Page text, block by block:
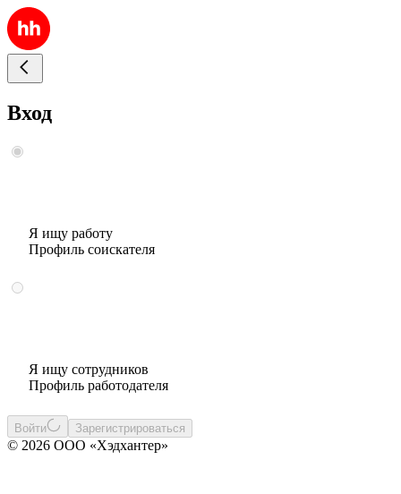
Вход
Я ищу работу
Профиль соискателя
Я ищу сотрудников
Профиль работодателя
Войти Зарегистрироваться
© 2026 ООО «Хэдхантер»